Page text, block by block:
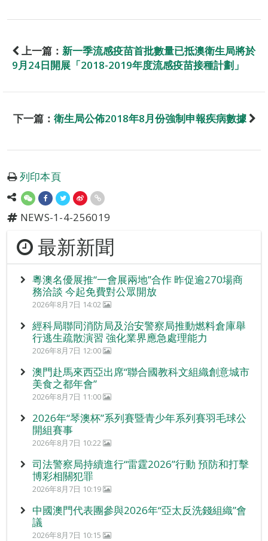
上一篇： 新一季流感疫苗首批數量已抵澳衛生局將於
9月24日開展「2018-2019年度流感疫苗接種計劃」
下一篇： 衛生局公佈2018年8月份強制申報疾病數據
列印本頁
NEWS-1-4-256019
最新新聞
粵澳名優展推“一會展兩地”合作 昨促逾270場商
務洽談 今起免費對公眾開放
2026年8月7日 14:02
經科局聯同消防局及治安警察局推動燃料倉庫舉
行逃生疏散演習 強化業界應急處理能力
2026年8月7日 12:00
澳門赴馬來西亞出席“聯合國教科文組織創意城市
美食之都年會”
2026年8月7日 11:00
2026年“琴澳杯”系列賽暨青少年系列賽羽毛球公
開組賽事
2026年8月7日 10:22
司法警察局持續進行“雷霆2026”行動 預防和打擊
博彩相關犯罪
2026年8月7日 10:19
中國澳門代表團參與2026年“亞太反洗錢組織”會
議
2026年8月7日 10:15